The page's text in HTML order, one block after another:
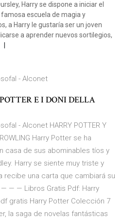
Harry se dispone a iniciar el
escuela de magia y
a Harry le gustaría ser un joven
a aprender nuevos sortilegios,
- Alconet
E I DONI DELLA
- Alconet HARRY POTTER Y
Harry Potter se ha
casa de sus abominables tíos y
Harry se siente muy triste y
recibe una carta que cambiará su
— — Libros Gratis Pdf: Harry
gratis Harry Potter Colección 7
la saga de novelas fantásticas